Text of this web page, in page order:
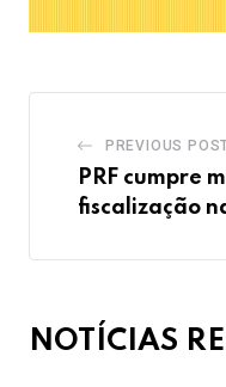
PREVIOUS
PRF cumpre
fiscalização
NOTÍCIAS